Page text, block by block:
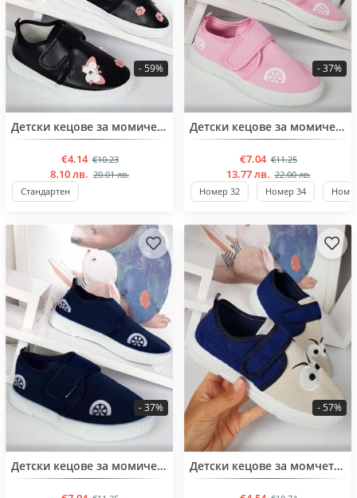
Детски кецове за момичета от 33 до 37 номер
€4.14 €10.23
- 59%
8.10 лв. 20.01 лв.
Стандартен
BESTSELLERДетски кецове за момичета от 32 до 37 номер
€7.04 €11.25
- 37%
13.77 лв. 22.00 лв.
Номер 32
Номер 34
BESTSELLERДетски кецове за момичета от 32 до 37 номер
- 37%
BESTSELLERДетски кецове за момчета от 32 до 37 номер
- 57%